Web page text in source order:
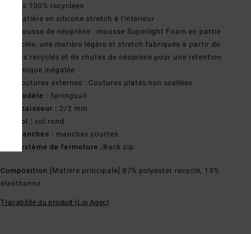
fibres 100% recyclées
Matière en silicone stretch à l'intérieur
Mousse de néoprène : mousse Superlight Foam en partie
recyclée, une matière légère et stretch fabriquée à partir de
pneus recyclés et de chutes de néoprène pour une rétention
thermique inégalée
Coutures externes : Coutures plates non scellées
Modèle : Springsuit
Épaisseur : 2/2 mm
Col : col rond
Manches : manches courtes
Système de fermeture :Back zip.
Composition [Matière principale] 87% polyester recyclé, 13%
élasthanne
Traçabilité du produit (Loi Agec)